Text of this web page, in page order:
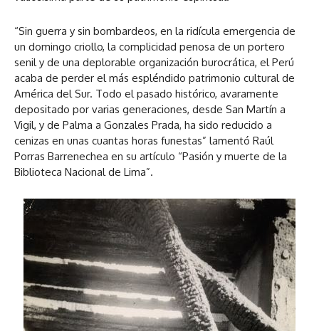
“Sin guerra y sin bombardeos, en la ridícula emergencia de
un domingo criollo, la complicidad penosa de un portero
senil y de una deplorable organización burocrática, el Perú
acaba de perder el más espléndido patrimonio cultural de
América del Sur. Todo el pasado histórico, avaramente
depositado por varias generaciones, desde San Martín a
Vigil, y de Palma a Gonzales Prada, ha sido reducido a
cenizas en unas cuantas horas funestas” lamentó Raúl
Porras Barrenechea en su artículo “Pasión y muerte de la
Biblioteca Nacional de Lima”.